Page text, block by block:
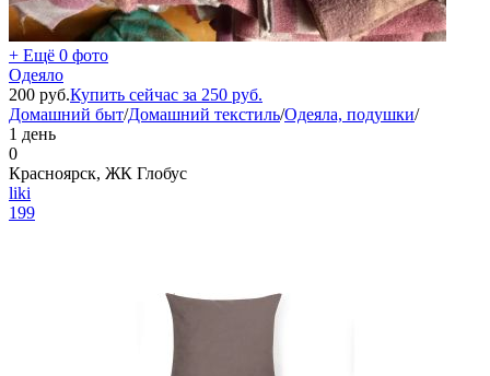
+ Ещё 0 фото
Одеяло
200 руб.Купить сейчас за 250 руб.
Домашний быт/Домашний текстиль/Одеяла, подушки/
1 день
0
Красноярск, ЖК Глобус
liki
199